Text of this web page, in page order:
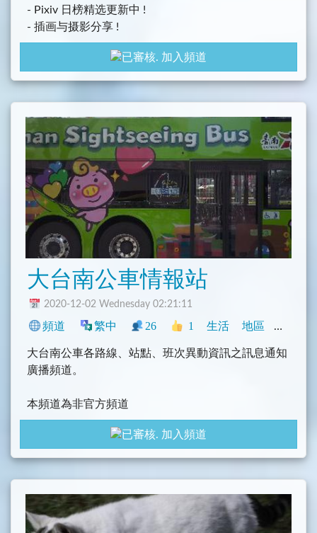
- Pixiv 日榜精选更新中 !
- 插画与摄影分享 !
加入頻道
大台南公車情報站
2020-12-02 Wednesday 02:21:11
頻道 繁中 26 1 生活 地區 中文圈
大台南公車各路線、站點、班次異動資訊之訊息通知
廣播頻道。
本頻道為非官方頻道
加入頻道